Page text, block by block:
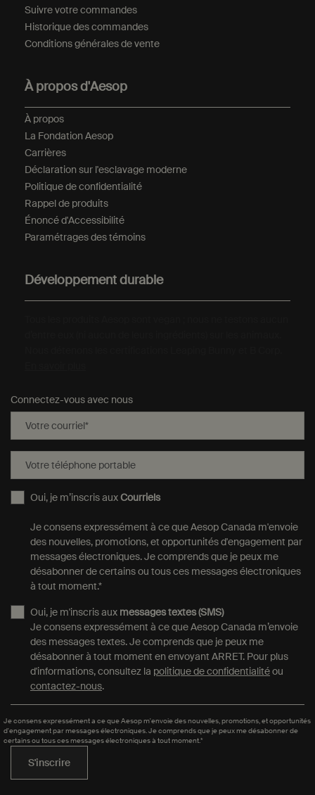
Suivre votre commandes
Historique des commandes
Conditions générales de vente
À propos d'Aesop
À propos
La Fondation Aesop
Carrières
Déclaration sur l'esclavage moderne
Politique de confidentialité
Rappel de produits
Énoncé d'Accessibilité
Paramétrages des témoins
Développement durable
Connectez-vous avec nous
Votre courriel*
Votre téléphone portable
Oui, je m’inscris auxCourriels
Je consens expressément à ce que Aesop Canada m'envoie
des nouvelles, promotions, et opportunités d'engagement par
messages électroniques. Je comprends que je peux me
désabonner de certains ou tous ces messages électroniques
à tout moment.*
Oui, je m'inscris aux messages textes (SMS)
Je consens expressément à ce que Aesop Canada m’envoie
des messages textes. Je comprends que je peux me
désabonner à tout moment en envoyant ARRET. Pour plus
d'informations, consultez la politique de confidentialitéou
contactez-nous.
Je consens expressément a ce que Aesop m'envoie des nouvelles, promotions, et opportunités
d'engagement par messages électroniques. Je comprends que je peux me désabonner de
certains ou tous ces messages électroniques à tout moment.*
S'inscrire